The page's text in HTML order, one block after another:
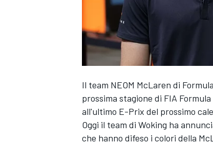
Il team NEOM McLaren di
prossima stagione di FIA
all'ultimo E-Prix del prossimo
Oggi il team di Woking ha
che hanno difeso i colori della